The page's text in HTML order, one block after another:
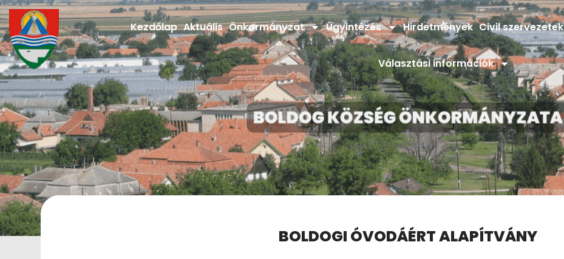
Kezdőlap Aktuális Önkormányzat Ügyintézés Hirdetmények Civil szervezetek
Választási információk
BOLDOGI ÓVODÁÉRT ALAPÍTVÁNY